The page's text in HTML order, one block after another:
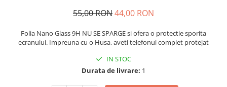
55,00 RON44,00 RON
Folia Nano Glass 9H NU SE SPARGE si ofera o protectie sporita
ecranului. Impreuna cu o Husa, aveti telefonul complet protejat
IN STOC
Durata de livrare: 1